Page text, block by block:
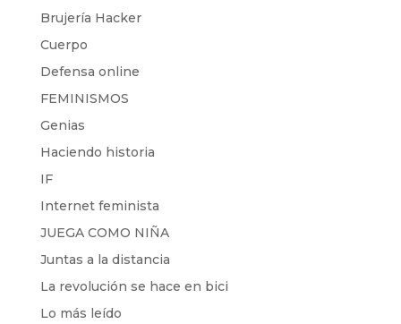
Brujería Hacker
Cuerpo
Defensa online
FEMINISMOS
Genias
Haciendo historia
IF
Internet feminista
JUEGA COMO NIÑA
Juntas a la distancia
La revolución se hace en bici
Lo más leído